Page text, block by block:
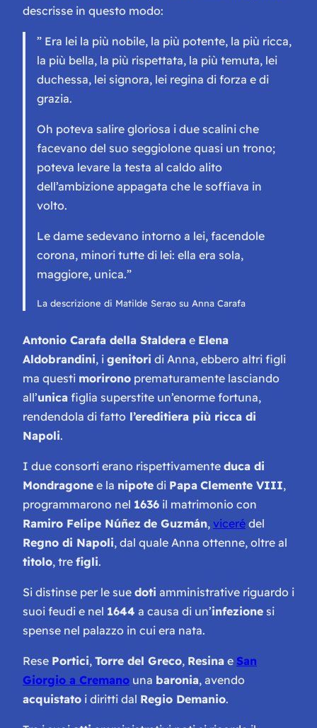
descrisse in questo modo:
” Era lei la più nobile, la più potente, la più ricca,
la più bella, la più rispettata, la più temuta, lei
duchessa, lei signora, lei regina di forza e di
grazia.
Oh poteva salire gloriosa i due scalini che
facevano del suo seggiolone quasi un trono;
poteva levare la testa al caldo alito
dell’ambizione appagata che le soffiava in
volto.
Le dame sedevano intorno a lei, facendole
corona, minori tutte di lei: ella era sola,
maggiore, unica.”
La descrizione di Matilde Serao su Anna Carafa
Antonio Carafa della Staldera e Elena
Aldobrandini, i genitori di Anna, ebbero altri figli
ma questi morirono prematuramente lasciando
all’unica figlia superstite un’enorme fortuna,
rendendola di fatto l’ereditiera più ricca di
Napoli.
I due consorti erano rispettivamente duca di
Mondragone e la nipote di Papa Clemente VIII,
programmarono nel 1636 il matrimonio con
Ramiro Felipe Núñez de Guzmán, viceré del
Regno di Napoli, dal quale Anna ottenne, oltre al
titolo, tre figli.
Si distinse per le sue doti amministrative riguardo i
suoi feudi e nel 1644 a causa di un’infezione si
spense nel palazzo in cui era nata.
Rese Portici, Torre del Greco, Resina e San
Giorgio a Cremano una baronia, avendo
acquistato i diritti dal Regio Demanio.